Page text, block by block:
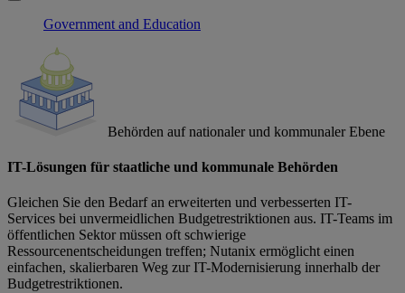
Government and Education
Behörden auf nationaler und kommunaler Ebene
IT-Lösungen für staatliche und kommunale Behörden
Gleichen Sie den Bedarf an erweiterten und verbesserten IT-
Services bei unvermeidlichen Budgetrestriktionen aus. IT-Teams im
öffentlichen Sektor müssen oft schwierige
Ressourcenentscheidungen treffen; Nutanix ermöglicht einen
einfachen, skalierbaren Weg zur IT-Modernisierung innerhalb der
Budgetrestriktionen.